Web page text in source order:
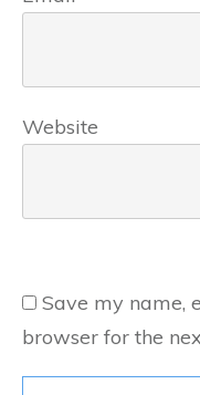
Website
Save my name,
browser for the